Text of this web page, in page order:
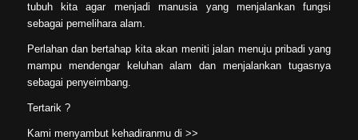
tubuh kita agar menjadi manusia yang menjalankan fungsi
sebagai pemelihara alam.
Perlahan dan bertahap kita akan meniti jalan menuju pribadi yang
mampu mendengar keluhan alam dan menjalankan tugasnya
sebagai penyeimbang.
Tertarik ?
Kami menyambut kehadiranmu di >>